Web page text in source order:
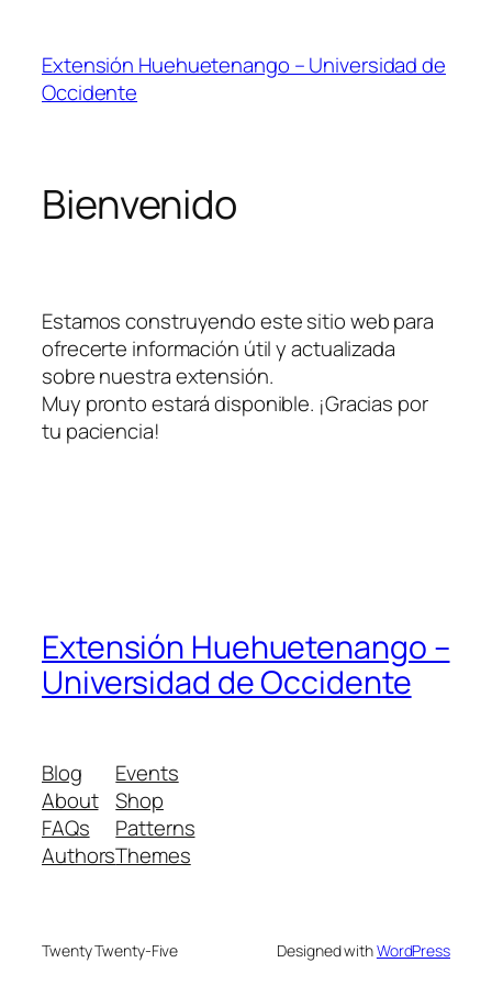
content
Extensión Huehuetenango – Universidad de
Occidente
Bienvenido
Estamos construyendo este sitio web para
ofrecerte información útil y actualizada
sobre nuestra extensión.
Muy pronto estará disponible. ¡Gracias por
tu paciencia!
Extensión Huehuetenango –
Universidad de Occidente
Blog
About
FAQs
Authors
Events
Shop
Patterns
Themes
Twenty Twenty-Five Designed withWordPress